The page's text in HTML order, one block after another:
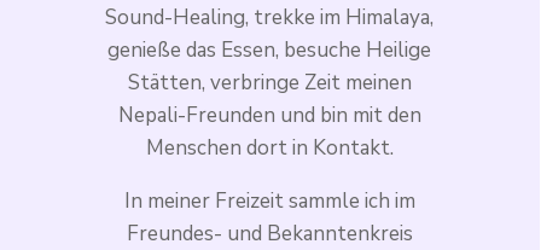
Sound-Healing, trekke im Himalaya,
genieße das Essen, besuche Heilige
Stätten, verbringe Zeit meinen
Nepali-Freunden und bin mit den
Menschen dort in Kontakt.
In meiner Freizeit sammle ich im
Freundes- und Bekanntenkreis